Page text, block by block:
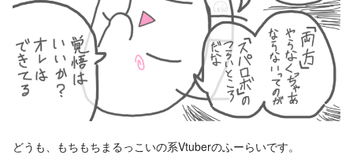
どうも、もちもちまるっこいの系Vtuberのふーらいです。